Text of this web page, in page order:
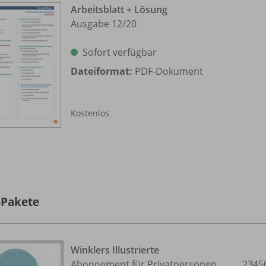
Arbeitsblatt + Lösung
Ausgabe 12/20
Sofort verfügbar
Dateiformat: PDF-Dokument
Kostenlos
Winklers Illustrierte